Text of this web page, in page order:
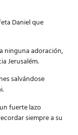
Daniel que
ninguna adoración,
Jerusalém.
salvándose
fuerte lazo
siempre a su